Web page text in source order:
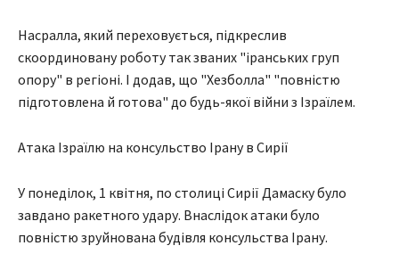
Насралла, який переховується, підкреслив
скоординовану роботу так званих "іранських груп
опору" в регіоні. І додав, що "Хезболла" "повністю
підготовлена й готова" до будь-якої війни з Ізраїлем.
Атака Ізраїлю на консульство Ірану в Сирії
У понеділок, 1 квітня, по столиці Сирії Дамаску було
завдано ракетного удару. Внаслідок атаки було
повністю зруйнована будівля консульства Ірану.